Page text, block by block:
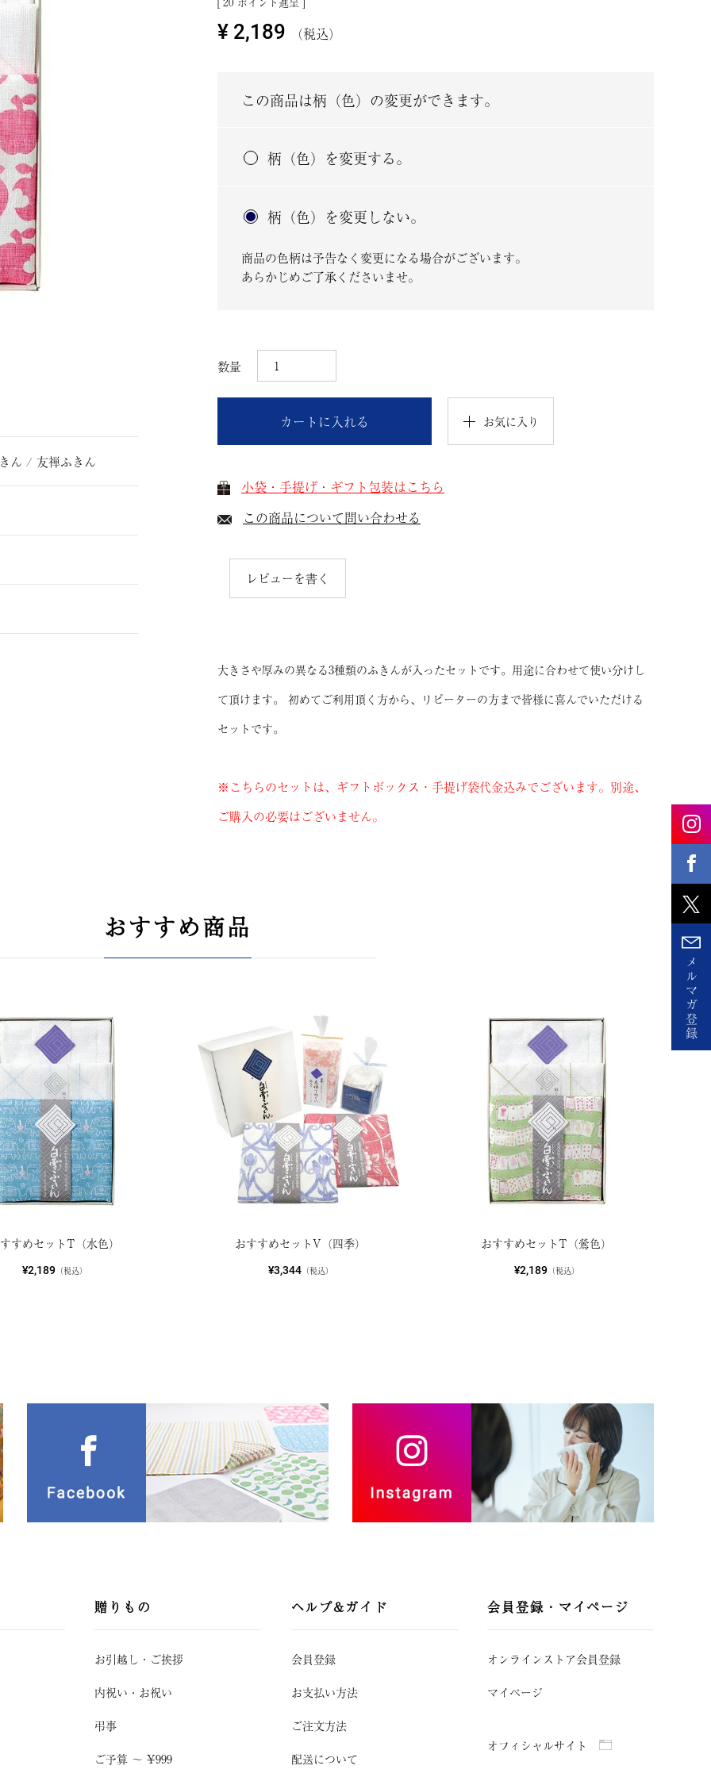
メ
ル
マ
ガ
登
録
ん / 友禅ふきん
¥ 2,189 税込
この商品は柄（色）の変更ができます。
柄（色）を変更する。
柄（色）を変更しない。
商品の色柄は予告なく変更になる場合がございます。
あらかじめご了承くださいませ。
お気に入り
カートに入れる
小袋・手提げ・ギフト包装はこちら
この商品について問い合わせる
レビューを書く
大きさや厚みの異なる3種類のふきんが入ったセットです。用途に合わせて使い分けし
て頂けます。 初めてご利用頂く方から、リピーターの方まで皆様に喜んでいただける
セットです。
※こちらのセットは、ギフトボックス・手提げ袋代金込みでございます。別途、
ご購入の必要はございません。
おすすめ商品
すめセットT（水色）
¥2,189（税込）
おすすめセットV（四季）
¥3,344（税込）
おすすめセットT（鶯色）
¥2,189（税込）
贈りもの
お引越し ・ ご挨拶
内祝い・お祝い
弔事
ご予算 〜 ¥999
ヘルプ&ガイド
会員登録
お支払い方法
ご注文方法
配送について
会員登録・マイページ
オンラインストア会員登録
マイページ
オフィシャルサイト